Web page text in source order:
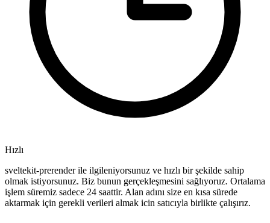
Hızlı
sveltekit-prerender ile ilgileniyorsunuz ve hızlı bir şekilde sahip
olmak istiyorsunuz. Biz bunun gerçekleşmesini sağlıyoruz. Ortalama
işlem süremiz sadece 24 saattir. Alan adını size en kısa sürede
aktarmak için gerekli verileri almak icin satıcıyla birlikte çalışırız.